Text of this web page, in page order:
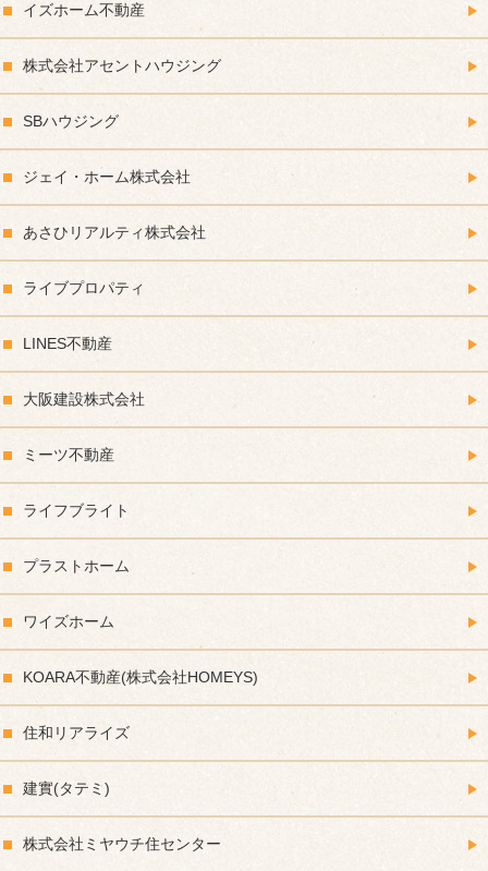
イズホーム不動産
株式会社アセントハウジング
SBハウジング
ジェイ・ホーム株式会社
あさひリアルティ株式会社
ライブプロパティ
LINES不動産
大阪建設株式会社
ミーツ不動産
ライフブライト
プラストホーム
ワイズホーム
KOARA不動産(株式会社HOMEYS)
住和リアライズ
建實(タテミ)
株式会社ミヤウチ住センター